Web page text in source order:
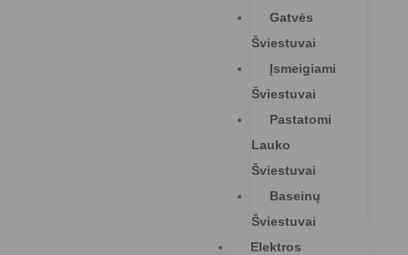
Gatvės
Šviestuvai
Įsmeigiami
Šviestuvai
Pastatomi
Lauko
Šviestuvai
Baseinų
Šviestuvai
Elektros